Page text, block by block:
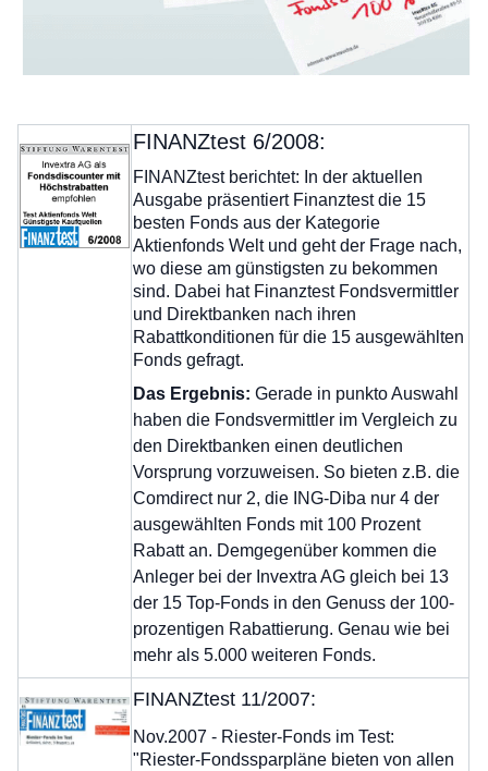
FINANZtest 6/2008:
FINANZtest berichtet: In der aktuellen
Ausgabe präsentiert Finanztest die 15
besten Fonds aus der Kategorie
Aktienfonds Welt und geht der Frage nach,
wo diese am günstigsten zu bekommen
sind. Dabei hat Finanztest Fondsvermittler
und Direktbanken nach ihren
Rabattkonditionen für die 15 ausgewählten
Fonds gefragt.
Das Ergebnis: Gerade in punkto Auswahl
haben die Fondsvermittler im Vergleich zu
den Direktbanken einen deutlichen
Vorsprung vorzuweisen. So bieten z.B. die
Comdirect nur 2, die ING-Diba nur 4 der
ausgewählten Fonds mit 100 Prozent
Rabatt an. Demgegenüber kommen die
Anleger bei der Invextra AG gleich bei 13
der 15 Top-Fonds in den Genuss der 100-
prozentigen Rabattierung. Genau wie bei
mehr als 5.000 weiteren Fonds.
FINANZtest 11/2007:
Nov.2007 - Riester-Fonds im Test:
"Riester-Fondssparpläne bieten von allen